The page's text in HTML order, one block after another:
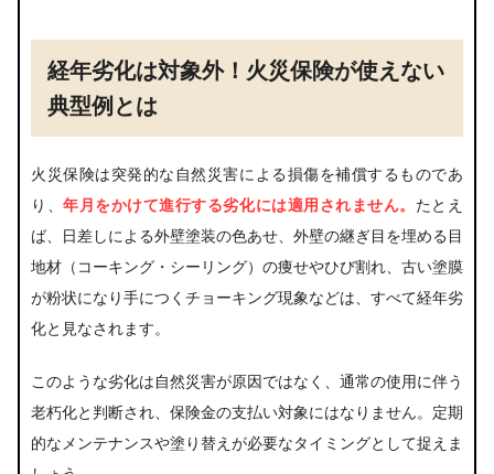
経年劣化は対象外！火災保険が使えない
典型例とは
火災保険は突発的な自然災害による損傷を補償するものであ
り、年月をかけて進行する劣化には適用されません。 たとえ
ば、日差しによる外壁塗装の色あせ、外壁の継ぎ目を埋める目
地材（コーキング・シーリング）の痩せやひび割れ、古い塗膜
が粉状になり手につくチョーキング現象などは、すべて経年劣
化と見なされます。
このような劣化は自然災害が原因ではなく、通常の使用に伴う
老朽化と判断され、保険金の支払い対象にはなりません。定期
的なメンテナンスや塗り替えが必要なタイミングとして捉えま